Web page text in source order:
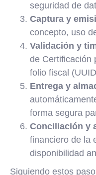
seguridad de
Captura y
concepto, uso
Validación y
de Certificación
folio fiscal
Entrega y
forma segura
Conciliación y
financiero de la
disponibilidad
Siguiendo estos